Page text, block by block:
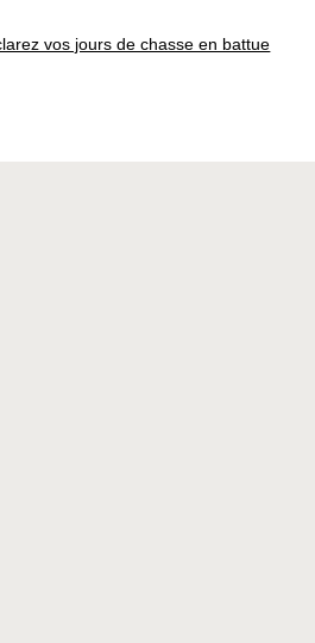
vos jours de chasse en battue